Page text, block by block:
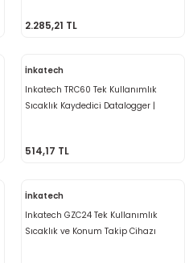
2.285,21 TL
İnkatech
Inkatech TRC60 Tek Kullanımlık
Sıcaklık Kaydedici Datalogger |
514,17 TL
İnkatech
Inkatech GZC24 Tek Kullanımlık
Sıcaklık ve Konum Takip Cihazı